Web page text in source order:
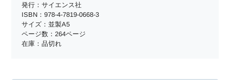
発行：サイエンス社
ISBN：978-4-7819-0668-3
サイズ：並製A5
ページ数：264ページ
在庫：品切れ